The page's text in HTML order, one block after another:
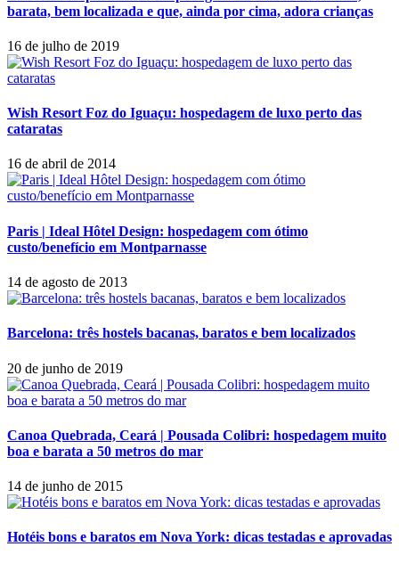
barata, bem localizada e que, ainda por cima, adora crianças
16 de julho de 2019
Wish Resort Foz do Iguaçu: hospedagem de luxo perto das
cataratas
16 de abril de 2014
Paris | Ideal Hôtel Design: hospedagem com ótimo
custo/benefício em Montparnasse
14 de agosto de 2013
Barcelona: três hostels bacanas, baratos e bem localizados
20 de junho de 2019
Canoa Quebrada, Ceará | Pousada Colibri: hospedagem muito
boa e barata a 50 metros do mar
14 de junho de 2015
Hotéis bons e baratos em Nova York: dicas testadas e aprovadas